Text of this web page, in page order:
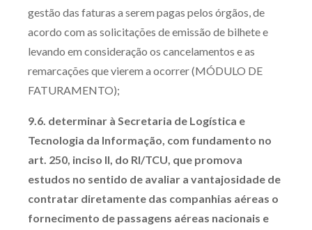
gestão das faturas a serem pagas pelos órgãos, de
acordo com as solicitações de emissão de bilhete e
levando em consideração os cancelamentos e as
remarcações que vierem a ocorrer (MÓDULO DE
FATURAMENTO);
9.6. determinar à Secretaria de Logística e
Tecnologia da Informação, com fundamento no
art. 250, inciso II, do RI/TCU, que promova
estudos no sentido de avaliar a vantajosidade de
contratar diretamente das companhias aéreas o
fornecimento de passagens aéreas nacionais e